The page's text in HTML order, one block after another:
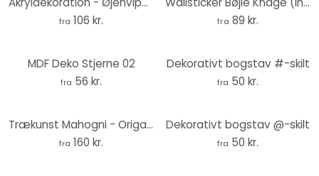
fra 106 kr. fra 89 kr.
MDF Deko Stjerne 02
fra 56 kr.
Dekorativt bogstav #-skilt
fra 50 kr.
Trækunst Mahogni - Origami - Ugle
fra 160 kr.
Dekorativt bogstav @-skilt
fra 50 kr.